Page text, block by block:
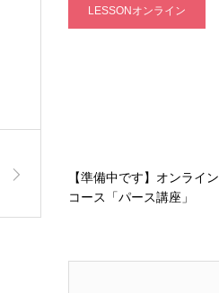
LESSONオンライン
【準備中です】オンライン
コース「パース講座」